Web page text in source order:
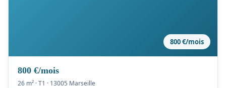
800 €/mois
800 €/mois
26 m² · T1 · 13005 Marseille